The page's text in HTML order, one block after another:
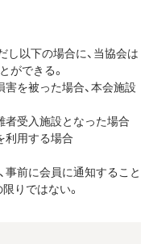
し以下の場合に、当協会は
ができる。
を被った場合、本会施設
受入施設となった場合
利用する場合
事前に会員に通知すること
りではない。